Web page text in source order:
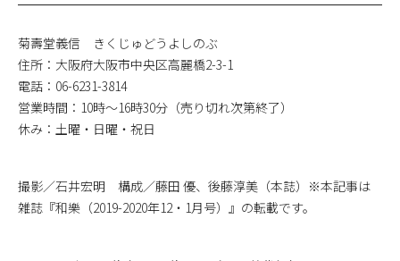
菊壽堂義信 きくじゅどうよしのぶ
住所：大阪府大阪市中央区高麗橋2-3-1
電話：06-6231-3814
営業時間：10時～16時30分（売り切れ次第終了）
休み：土曜・日曜・祝日
撮影／石井宏明 構成／藤田 優、後藤淳美（本誌）※本記事は
雑誌『和樂（2019-2020年12・1月号）』の転載です。